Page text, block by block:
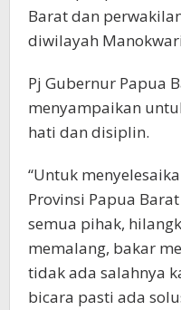
Barat dan
diwilayah
Pj Gubernur Papua
menyampaikan
hati dan disiplin.
“Untuk
Provinsi Papua
semua pihak,
memalang, bakar
tidak ada salahnya
bicara pasti ada